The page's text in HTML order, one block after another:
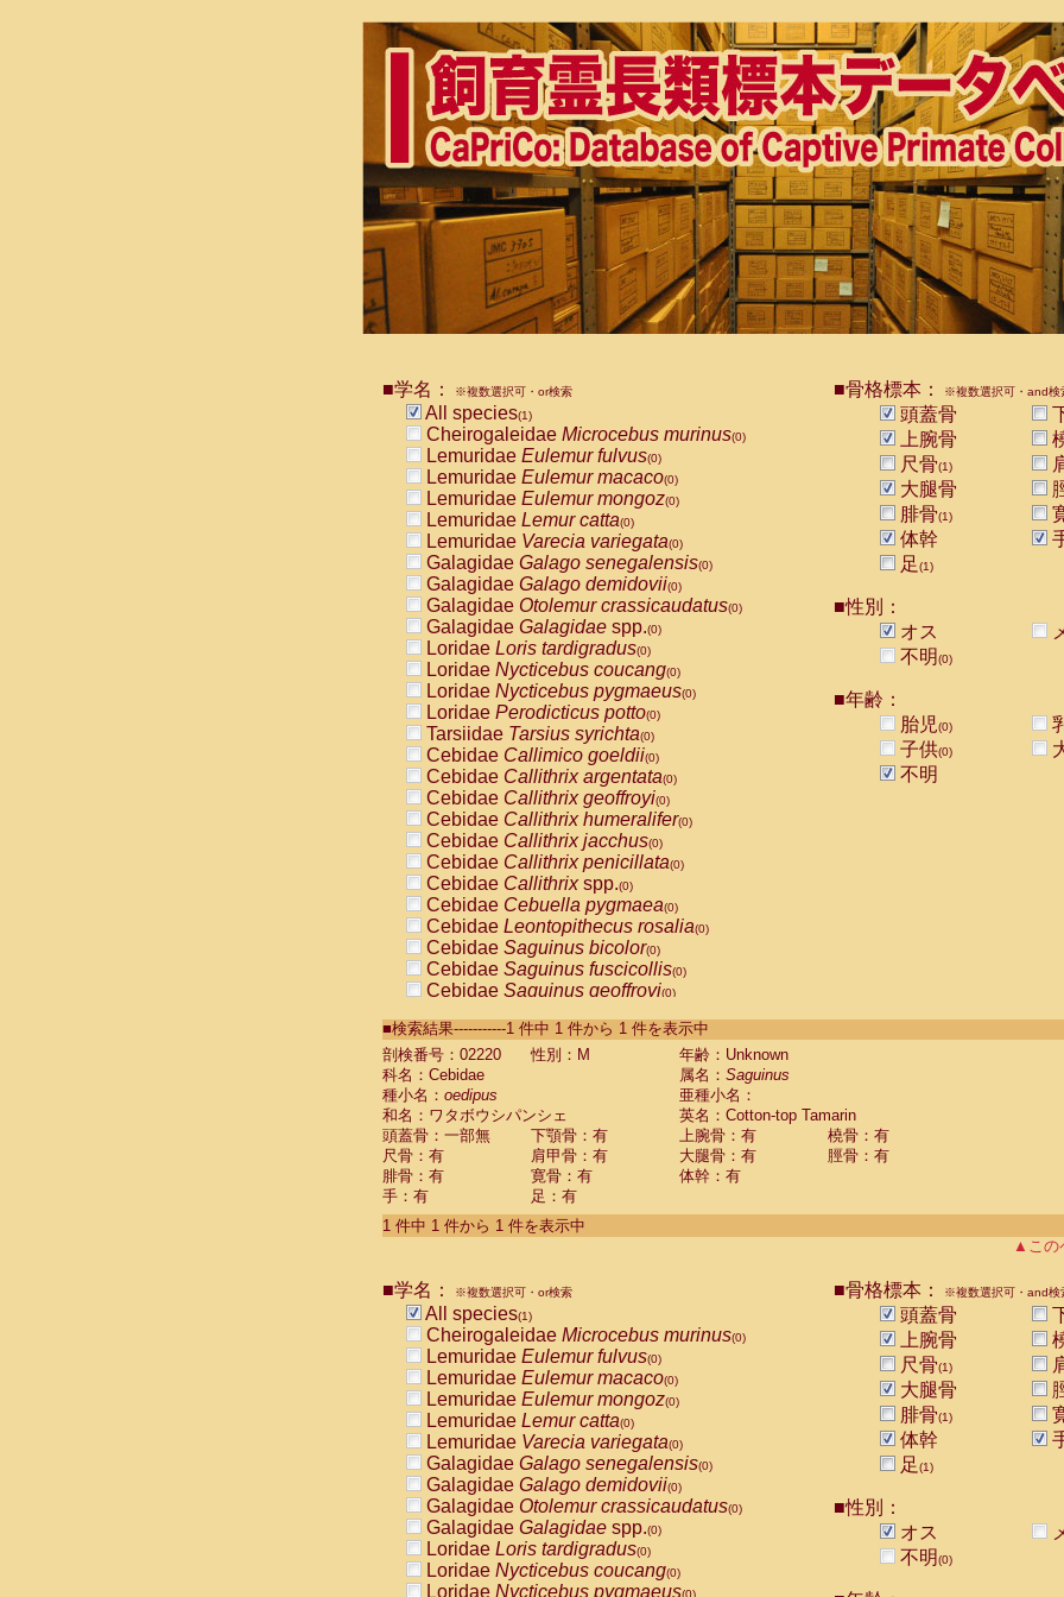
■学名： ※複数選択可・or検索
All species(1)
Cheirogaleidae Microcebus murinus(0)
Lemuridae Eulemur fulvus(0)
Lemuridae Eulemur macaco(0)
Lemuridae Eulemur mongoz(0)
Lemuridae Lemur catta(0)
Lemuridae Varecia variegata(0)
Galagidae Galago senegalensis(0)
Galagidae Galago demidovii(0)
Galagidae Otolemur crassicaudatus(0)
Galagidae Galagidae spp.(0)
Loridae Loris tardigradus(0)
Loridae Nycticebus coucang(0)
Loridae Nycticebus pygmaeus(0)
Loridae Perodicticus potto(0)
Tarsiidae Tarsius syrichta(0)
Cebidae Callimico goeldii(0)
Cebidae Callithrix argentata(0)
Cebidae Callithrix geoffroyi(0)
Cebidae Callithrix humeralifer(0)
Cebidae Callithrix jacchus(0)
Cebidae Callithrix penicillata(0)
Cebidae Callithrixspp.(0)
Cebidae Cebuella pygmaea(0)
Cebidae Leontopithecus rosalia(0)
Cebidae Saguinus bicolor(0)
Cebidae Saguinus fuscicollis(0)
Cebidae Saguinus geoffroyi(0)
CebidaeSaguinus labiatus(0)
Cebidae Saguinus leucopus (0)
Cebidae
Cebidae
CebidaeSaguinus nigricollis (0)
Cebidae Saguinus oedipus
Cebidae Saguinus weddelli
Cebidae Saguinusspp.
Cebidae Aotus trivirgatus
Cebidae Cebus albifrons
CebidaeCebus nigrivittatus
CebidaeCebus
CebidaeSaimiri boliviensis(0)
CebidaeSaimiri sciureus(0)
AtelidaeAlouatta caraya(0)
AtelidaeAlouatta fusca(0)
AtelidaeAlouatta seniculus
AtelidaeAlouattaspp.(0)
AtelidaeAteles belzebuth(0)
AtelidaeAteles geoffroyi(0)
AtelidaeAteles paniscus(0)
AtelidaeAtelesspp.(0)
Atelidae Lagothrix lagothricha
AtelidaeLagothrix lagothricha cana
PitheciidaeCacajao calvus rubicundus
■骨格標本： ※複数選択可・and検
頭蓋骨
上腕骨
尺骨(1)
大腿骨
腓骨(1)
体幹
足(1)
■性別：
オス
不明(0)
■年齢：
胎児(0)
子供(0)
不明
■検索結果-----------1 件中 1 件から 1 件を表示中
剖検番号：02220
性別：M
年齢：Unknown
科名：Cebidae
属名： Saguinus
種小名： oedipus
亜種小名：
和名：ワタボウシパンシェ
英名：Cotton-top Tamarin
頭蓋骨：一部無
下顎骨：有 上腕骨：有
橈骨：有
尺骨：有
肩甲骨：有 大腿骨：有
脛骨：有
腓骨：有
寛骨：有
体幹：有
手：有
足：有
1 件中 1 件から 1 件を表示中
▲この
■学名： ※複数選択可・or検索
All species(1)
Cheirogaleidae Microcebus murinus(0)
Lemuridae Eulemur fulvus(0)
Lemuridae Eulemur macaco(0)
Lemuridae Eulemur mongoz(0)
Lemuridae Lemur catta(0)
Lemuridae Varecia variegata(0)
Galagidae Galago senegalensis(0)
Galagidae Galago demidovii(0)
Galagidae Otolemur crassicaudatus(0)
Galagidae Galagidae spp.(0)
Loridae Loris tardigradus(0)
Loridae Nycticebus coucang(0)
Loridae Nycticebus pygmaeus(0)
■骨格標本： ※複数選択可・and検
頭蓋骨
上腕骨
尺骨(1)
大腿骨
腓骨(1)
体幹
足(1)
■性別：
オス
不明(0)